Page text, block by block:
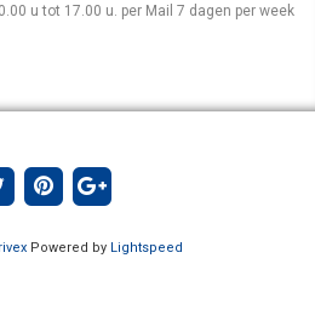
u tot 17.00 u. per Mail 7 dagen per week
Powered by Lightspeed